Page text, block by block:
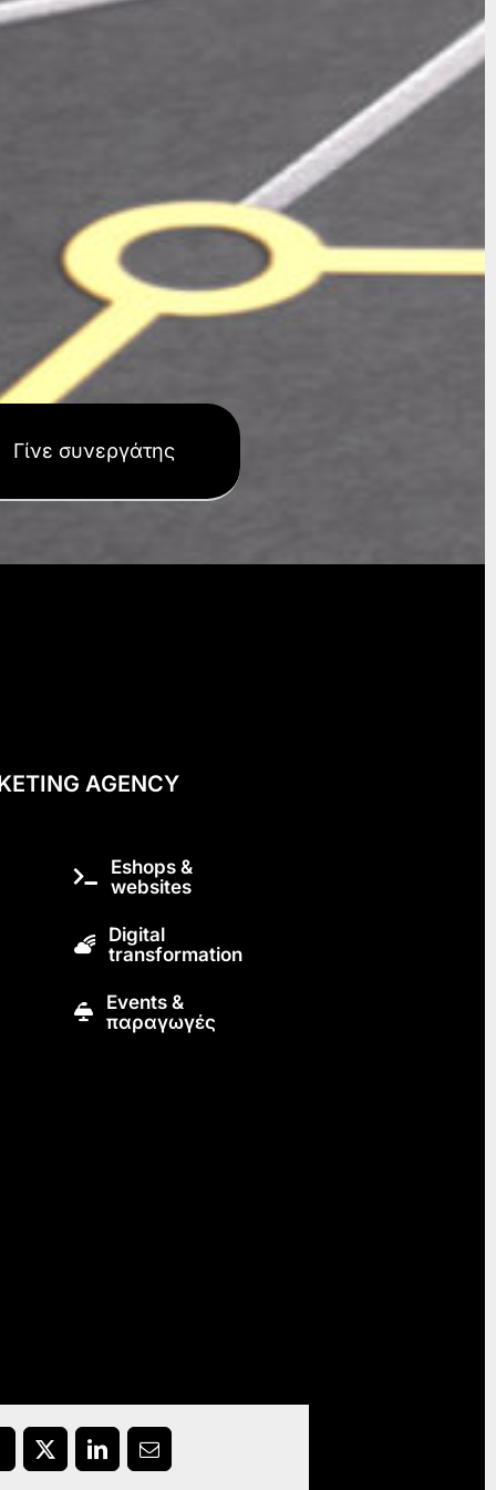
Γίνε συνεργάτης
AGENCY
Eshops &
websites
Digital
transformation
Εvents &
παραγωγές